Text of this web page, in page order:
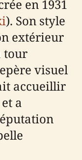
en 1931
). Son style
extérieur
tour
visuel
accueillir
a